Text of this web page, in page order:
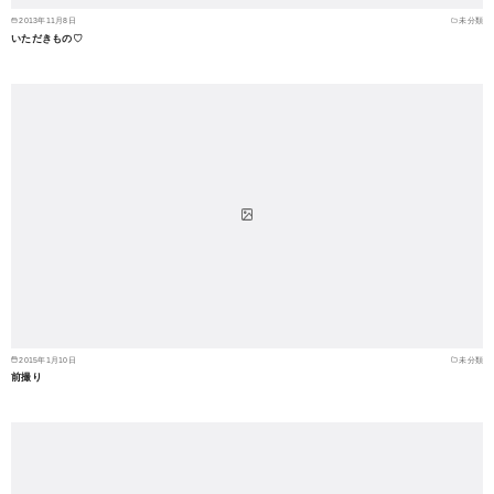
2013年11月8日 未分類
いただきもの♡
2015年1月10日 未分類
前撮り